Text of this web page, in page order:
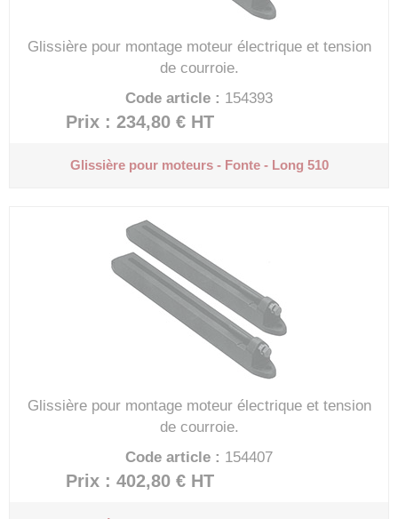
Glissière pour montage moteur électrique et tension
de courroie.
Code article : 154393
Prix : 234,80 € HT
Glissière pour moteurs - Fonte - Long 510
Glissière pour montage moteur électrique et tension
de courroie.
Code article : 154407
Prix : 402,80 € HT